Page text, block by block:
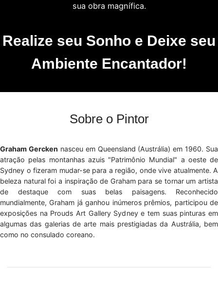
sua obra magnífica.
Realize seu Sonho e Deixe seu
Ambiente Encantador!
Sobre o Pintor
Graham Gercken nasceu em Queensland (Austrália) em 1960. Sua
atração pelas montanhas azuis "Patrimônio Mundial" a oeste de
Sydney o fizeram mudar-se para a região, onde vive atualmente. A
beleza natural foi a inspiração de Graham para se tornar um artista
de destaque com suas belas paisagens. Reconhecido
mundialmente, Graham já ganhou inúmeros prêmios, participou de
exposições na Prouds Art Gallery Sydney e tem suas pinturas em
algumas das galerias de arte mais prestigiadas da Austrália, bem
como no consulado coreano.